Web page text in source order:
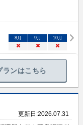
8 月 9 月 10月
× × ×
ランはこちら
更新日:2026.07.31